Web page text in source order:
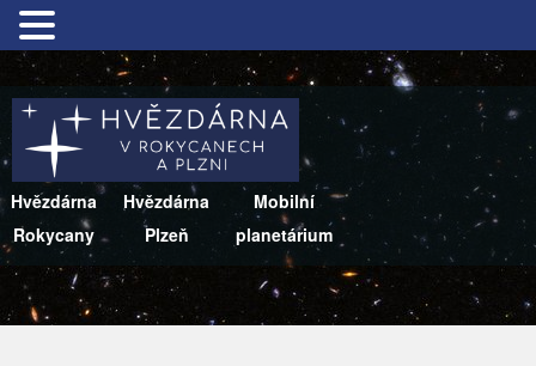
Hvězdárna
Rokycany
Hvězdárna
Plzeň
Mobilní
planetárium